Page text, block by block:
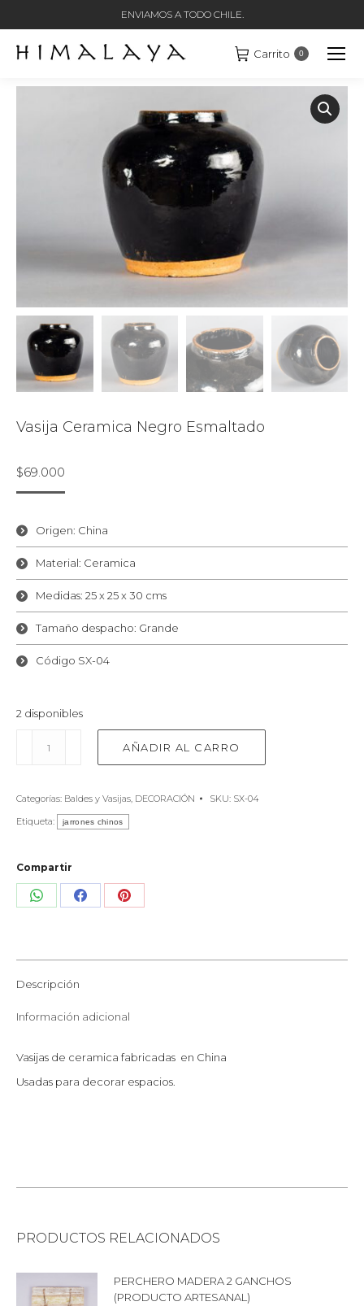
ENVIAMOS A TODO CHILE.
Carrito 0
Vasija Ceramica Negro Esmaltado
$69.000
Origen: China
Material: Ceramica
Medidas: 25 x 25 x 30 cms
Tamaño despacho: Grande
Código SX-04
2 disponibles
Ceramica
cantidad
AÑADIR AL CARRO
Categorías: Baldes y Vasijas, DECORACIÓN SKU: SX-04
Etiqueta:
jarrones chinos
Compartir
Share Share Share
Descripción
Información adicional
Vasijas de ceramica fabricadas en China
Usadas para decorar espacios.
PRODUCTOS RELACIONADOS
PERCHERO MADERA 2 GANCHOS
(PRODUCTO ARTESANAL)